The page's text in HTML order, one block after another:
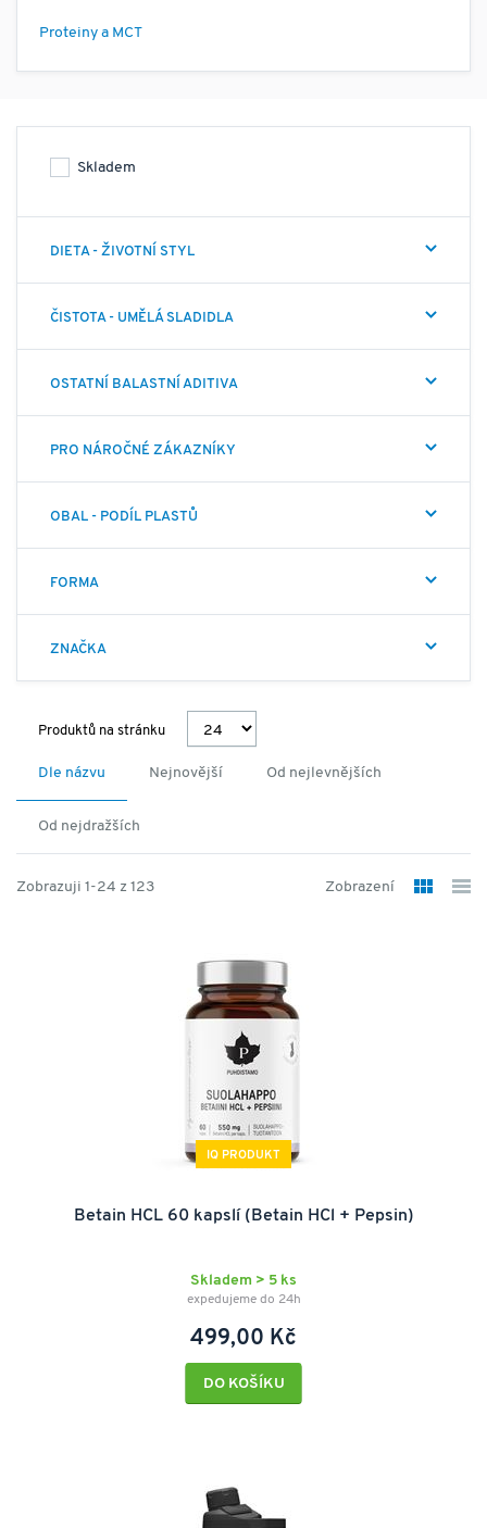
jedinečné nutriční a synergické botanické formulace,
Proteiny a MCT
Skladem
DIETA - ŽIVOTNÍ STYL
ČISTOTA - UMĚLÁ SLADIDLA
OSTATNÍ BALASTNÍ ADITIVA
PRO NÁROČNÉ ZÁKAZNÍKY
OBAL - PODÍL PLASTŮ
FORMA
ZNAČKA
Produktů na stránku
Dle názvu Nejnovější Od nejlevnějších
Od nejdražších
Zobrazuji 1-24 z 123 Zobrazení
IQ PRODUKT
Betain HCL 60 kapslí (Betain HCl + Pepsin)
Skladem > 5 ks
expedujeme do 24h
499,00 Kč
DO KOŠÍKU